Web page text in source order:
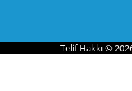
Telif Hakkı ©